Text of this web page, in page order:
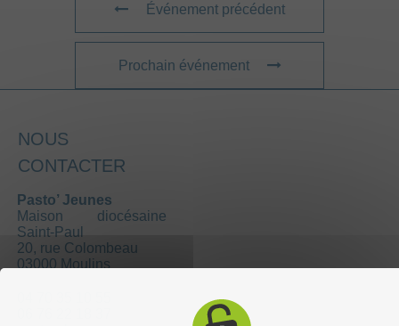
Événement précédent
Prochain événement
NOUS
CONTACTER
Pasto’ Jeunes
Maison diocésaine
Saint-Paul
20, rue Colombeau
03000 Moulins